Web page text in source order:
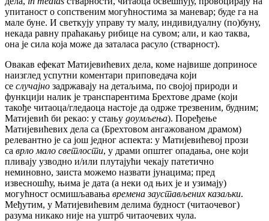
упитаност о сопственим могућностима за маневар; буде га на
мале буне. И светкују управу ту малу, индивидуалну (по)буну,
некада равну праћакању рибице на сувом; али, и као таква,
она је сила која може да заталаса расуло (стварност).
Овакав ефекат Матијевићевих дела, коме највише доприносе
наизглед успутни коментари приповедача који
се случајно задржавају на детаљима, по својој природи и
функцији налик је транспарентима Брехтове драме (који
такође читаоца/гледаоца настоје да одрже трезвеним, будним;
Матијевић би рекао: у стању доумљења). Поређење
Матијевићевих дела са (Брехтовом ангажованом драмом)
релевантно је са још једног аспекта: у Матијевићевој прози
са врло мало светлости, у драми општег опадања, оне који
пливају узводно и/или плутајући чекају патетично
неминовно, заиста можемо назвати јунацима; пред
извесношћу, њима је дата (а неки од њих је и узимају)
могућност осмишљавања времена заустављених казаљки.
Међутим, у Матијевићевим делима будност (читаочевог)
разума никако није на уштрб читаочевих чула.